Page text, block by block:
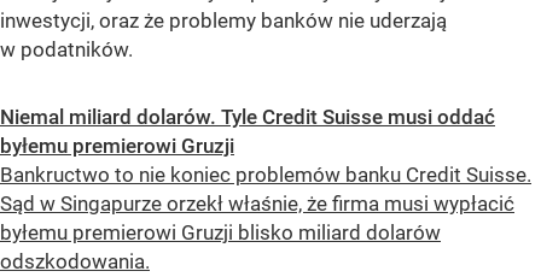
inwestycji, oraz że problemy banków nie uderzają
w podatników.
Niemal miliard dolarów. Tyle Credit Suisse musi oddać
byłemu premierowi Gruzji
Bankructwo to nie koniec problemów banku Credit Suisse.
Sąd w Singapurze orzekł właśnie, że firma musi wypłacić
byłemu premierowi Gruzji blisko miliard dolarów
odszkodowania.